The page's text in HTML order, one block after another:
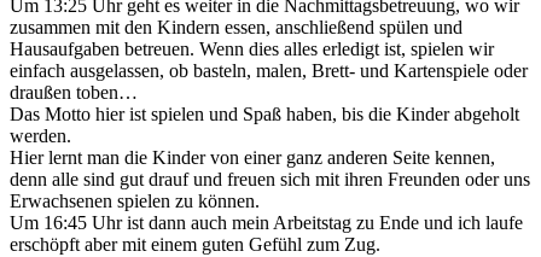
Um 13:25 Uhr geht es weiter in die Nachmittagsbetreuung, wo wir
zusammen mit den Kindern essen, anschließend spülen und
Hausaufgaben betreuen. Wenn dies alles erledigt ist, spielen wir
einfach ausgelassen, ob basteln, malen, Brett- und Kartenspiele oder
draußen toben…
Das Motto hier ist spielen und Spaß haben, bis die Kinder abgeholt
werden.
Hier lernt man die Kinder von einer ganz anderen Seite kennen,
denn alle sind gut drauf und freuen sich mit ihren Freunden oder uns
Erwachsenen spielen zu können.
Um 16:45 Uhr ist dann auch mein Arbeitstag zu Ende und ich laufe
erschöpft aber mit einem guten Gefühl zum Zug.